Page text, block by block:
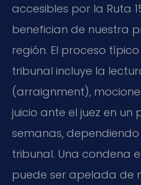
accesibles por la Ruta
benefician de nuestra
región. El proceso
tribunal incluye la
(arraignment),
juicio ante el juez en un
semanas,
tribunal. Una condena
puede ser apelada de